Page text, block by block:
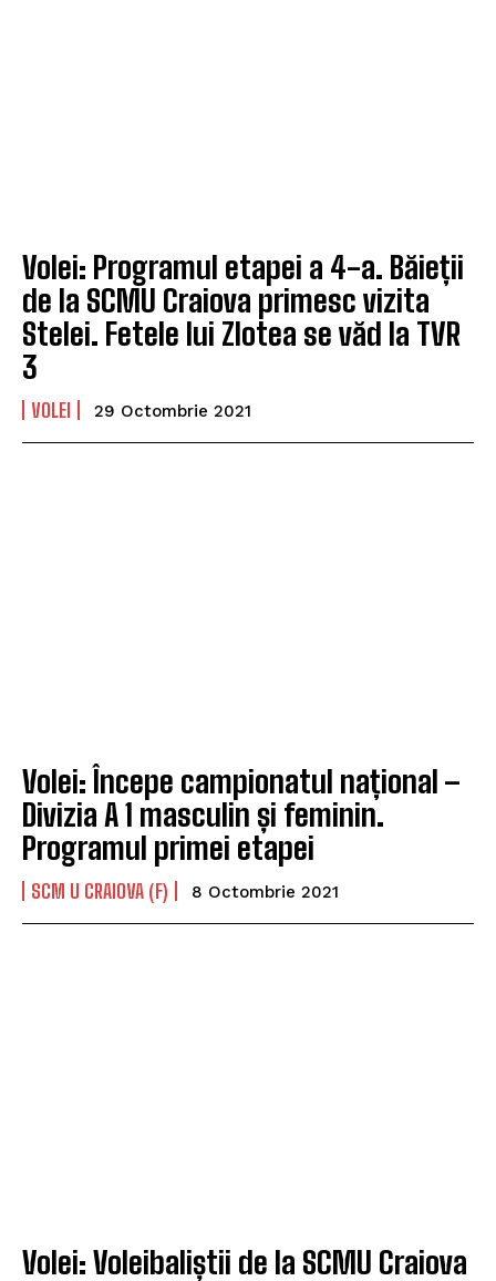
Volei: Programul etapei a 4-a. Băieții
de la SCMU Craiova primesc vizita
Stelei. Fetele lui Zlotea se văd la TVR
3
VOLEI 29 Octombrie 2021
Volei: Începe campionatul național –
Divizia A 1 masculin și feminin.
Programul primei etapei
SCM U CRAIOVA (F) 8 Octombrie 2021
Volei: Voleibaliștii de la SCMU Craiova